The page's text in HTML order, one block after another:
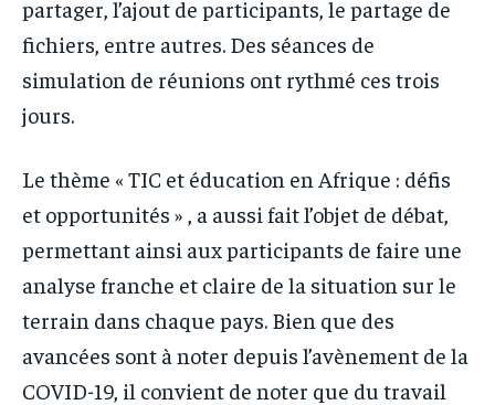
partager, l’ajout de participants, le partage de
fichiers, entre autres. Des séances de
simulation de réunions ont rythmé ces trois
jours.
Le thème « TIC et éducation en Afrique : défis
et opportunités » , a aussi fait l’objet de débat,
permettant ainsi aux participants de faire une
analyse franche et claire de la situation sur le
terrain dans chaque pays. Bien que des
avancées sont à noter depuis l’avènement de la
COVID-19, il convient de noter que du travail